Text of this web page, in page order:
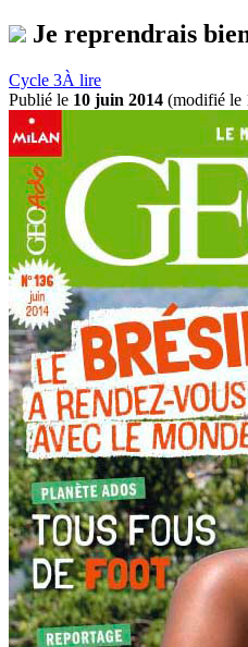
Je reprendrais
Cycle 3À lire
Publié le 10 juin 2014 (modifié le